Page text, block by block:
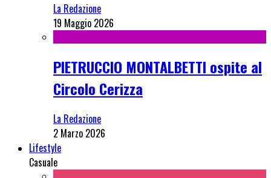
La Redazione
19 Maggio 2026
PIETRUCCIO MONTALBETTI ospite al
Circolo Cerizza
La Redazione
2 Marzo 2026
Lifestyle
Casuale